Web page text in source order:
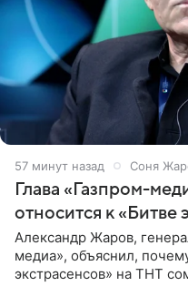
57 минут назад Соня
Глава «Газпром-
относится к «Битве
Александр Жаров,
медиа», объяснил,
экстрасенсов» на ТНТ